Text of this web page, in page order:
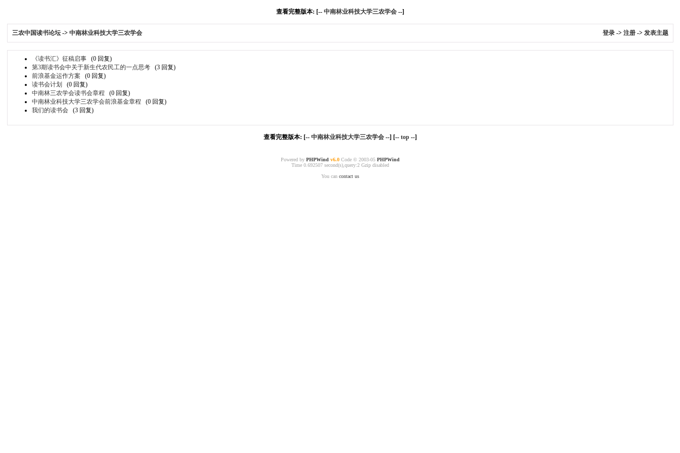
查看完整版本: [-- 中南林业科技大学三农学会--]
三农中国读书论坛 -> 中南林业科技大学三农学会 登录-> 注册-> 发表主题
《读书汇》征稿启事
(0 回复)
第3期读书会中关于新生代农民工的一点思考
(3 回复)
前浪基金运作方案
(0 回复)
读书会计划
(0 回复)
中南林三农学会读书会章程
(0 回复)
中南林业科技大学三农学会前浪基金章程
(0 回复)
我们的读书会
(3 回复)
查看完整版本: [-- 中南林业科技大学三农学会--] [-- top--]
Powered by PHPWind v6.0Code © 2003-05 PHPWind
Time 0.692507 second(s),query:2 Gzip disabled
You can contact us